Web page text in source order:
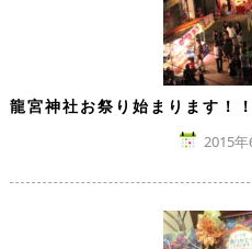
2015年